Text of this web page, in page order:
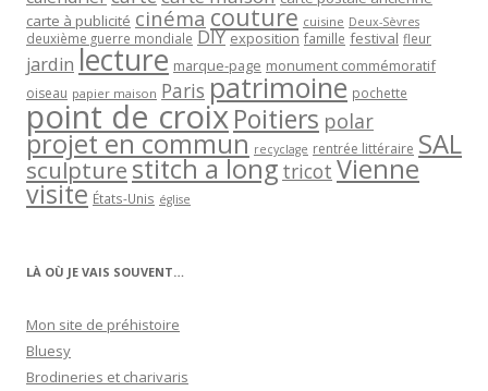
carte à publicité cinéma couture cuisine Deux-Sèvres
deuxième guerre mondiale DIY exposition famille festival fleur
jardin lecture marque-page monument commémoratif
oiseau papier maison Paris patrimoine pochette
point de croixPoitiers polar
projet en commun recyclage rentrée littéraire SAL
sculpturestitch a long tricot Vienne
visite États-Unis église
LÀ OÙ JE VAIS SOUVENT…
Mon site de préhistoire
Bluesy
Brodineries et charivaris